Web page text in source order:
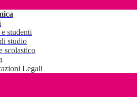
studenti
studio
scolastico
Legali